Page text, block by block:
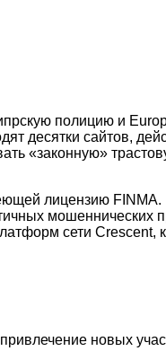
полицию и
десятки сайтов,
«законную»
лицензию FINMA.
мошеннических
сети Crescent,
новых